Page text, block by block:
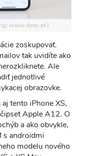
www.fony.sk
zoskupovať.
tak uvidíte ako
Ale
jednotlivé
obrazovke.
tento iPhone XS,
Apple A12. O
a ako obvykle,
s androidmi
modelu nového